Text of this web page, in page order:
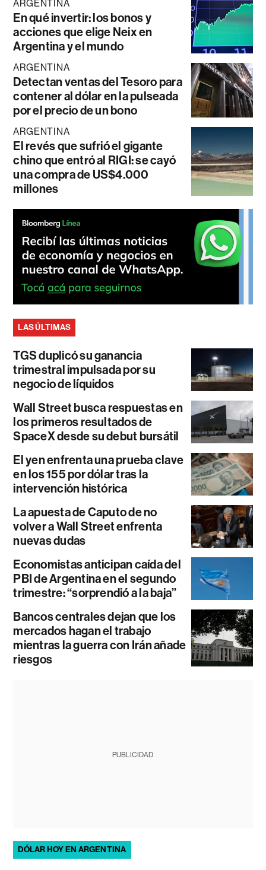
ARGENTINA
En qué invertir: los bonos y
acciones que elige Neix en
Argentina y el mundo
ARGENTINA
Detectan ventas del Tesoro para
contener al dólar en la pulseada
por el precio de un bono
ARGENTINA
El revés que sufrió el gigante
chino que entró al RIGI: se cayó
una compra de US$4.000
millones
LAS ÚLTIMAS
TGS duplicó su ganancia
trimestral impulsada por su
negocio de líquidos
Wall Street busca respuestas en
los primeros resultados de
SpaceX desde su debut bursátil
El yen enfrenta una prueba clave
en los 155 por dólar tras la
intervención histórica
La apuesta de Caputo de no
volver a Wall Street enfrenta
nuevas dudas
Economistas anticipan caída del
PBI de Argentina en el segundo
trimestre: “sorprendió a la baja”
Bancos centrales dejan que los
mercados hagan el trabajo
mientras la guerra con Irán añade
riesgos
PUBLICIDAD
DÓLAR HOY EN ARGENTINA